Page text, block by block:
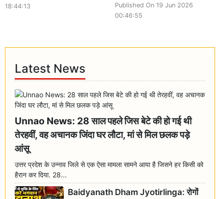
18:44:13
Published On 19 Jun 2026
00:46:55
Latest News
Unnao News: 28 साल पहले जिस बेटे की हो गई थी
तेरहवीं, वह अचानक जिंदा घर लौटा, मां से मिल छलक पड़े
आंसू
उत्तर प्रदेश के उन्नाव जिले से एक ऐसा मामला सामने आया है जिसने हर किसी को
हैरान कर दिया. 28...
Baidyanath Dham Jyotirlinga: रोगों